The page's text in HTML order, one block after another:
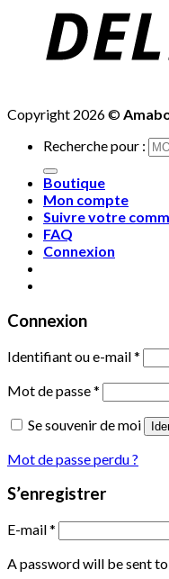
Copyright 2026 ©
Recherche pour :
Boutique
Mon compte
Suivre votre
FAQ
Connexion
Connexion
Identifiant ou e-mail*
Mot de passe*
Se souvenir de moi
Mot de passe perdu ?
S’enregistrer
E-mail*
A password will be sent